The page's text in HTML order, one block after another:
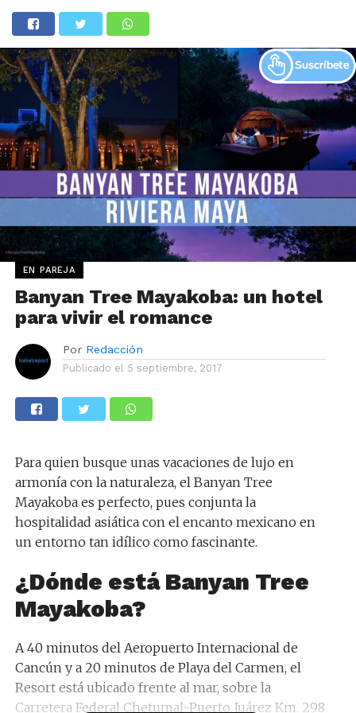
EN PAREJA
Banyan Tree Mayakoba: un hotel
para vivir el romance
Por Redacción
Publicado el 5 septiembre, 2017
Para quien busque unas vacaciones de lujo en
armonía con la naturaleza, el Banyan Tree
Mayakoba es perfecto, pues conjunta la
hospitalidad asiática con el encanto mexicano en
un entorno tan idílico como fascinante.
¿Dónde está Banyan Tree
Mayakoba?
A 40 minutos del Aeropuerto Internacional de
Cancún y a 20 minutos de Playa del Carmen, el
Resort está ubicado frente al mar, sobre la
Carretera Federal Chetumal-Puerto Juárez Km. 298